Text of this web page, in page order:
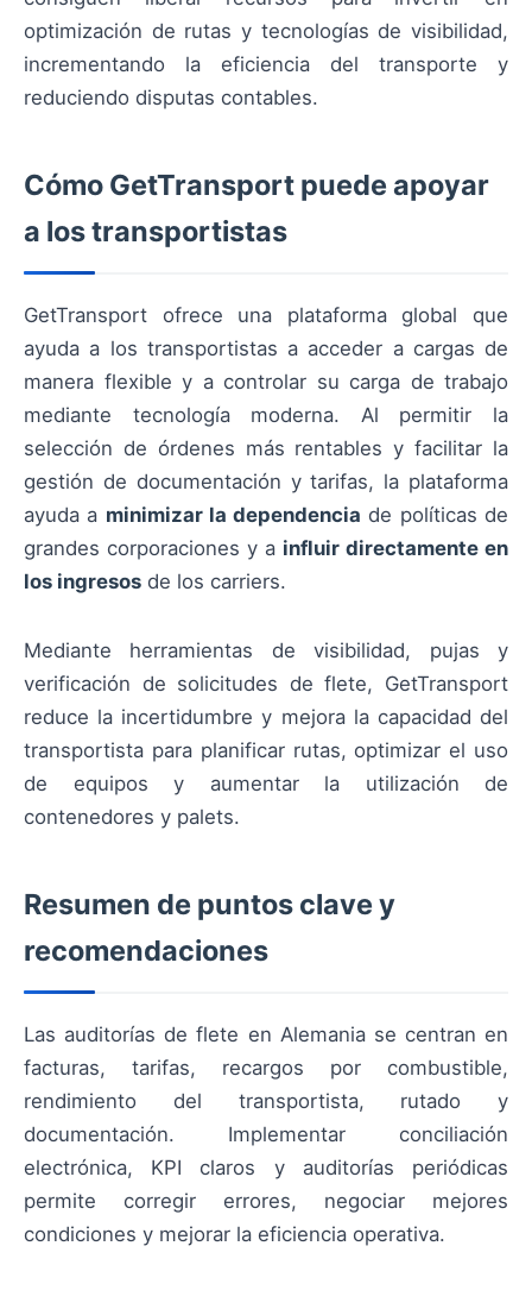
optimización de rutas y tecnologías de visibilidad,
incrementando la eficiencia del transporte y
reduciendo disputas contables.
Cómo GetTransport puede apoyar
a los transportistas
GetTransport ofrece una plataforma global que
ayuda a los transportistas a acceder a cargas de
manera flexible y a controlar su carga de trabajo
mediante tecnología moderna. Al permitir la
selección de órdenes más rentables y facilitar la
gestión de documentación y tarifas, la plataforma
ayuda a minimizar la dependencia de políticas de
grandes corporaciones y a influir directamente en
los ingresos de los carriers.
Mediante herramientas de visibilidad, pujas y
verificación de solicitudes de flete, GetTransport
reduce la incertidumbre y mejora la capacidad del
transportista para planificar rutas, optimizar el uso
de equipos y aumentar la utilización de
contenedores y palets.
Resumen de puntos clave y
recomendaciones
Las auditorías de flete en Alemania se centran en
facturas, tarifas, recargos por combustible,
rendimiento del transportista, rutado y
documentación. Implementar conciliación
electrónica, KPI claros y auditorías periódicas
permite corregir errores, negociar mejores
condiciones y mejorar la eficiencia operativa.